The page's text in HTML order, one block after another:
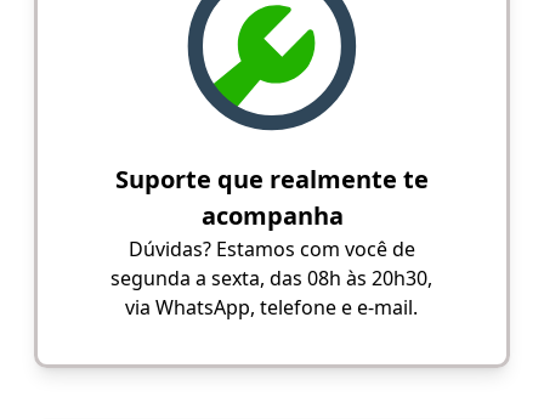
Suporte que realmente te
acompanha
Dúvidas? Estamos com você de
segunda a sexta, das 08h às 20h30,
via WhatsApp, telefone e e-mail.